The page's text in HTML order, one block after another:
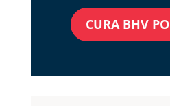
CURA BHV